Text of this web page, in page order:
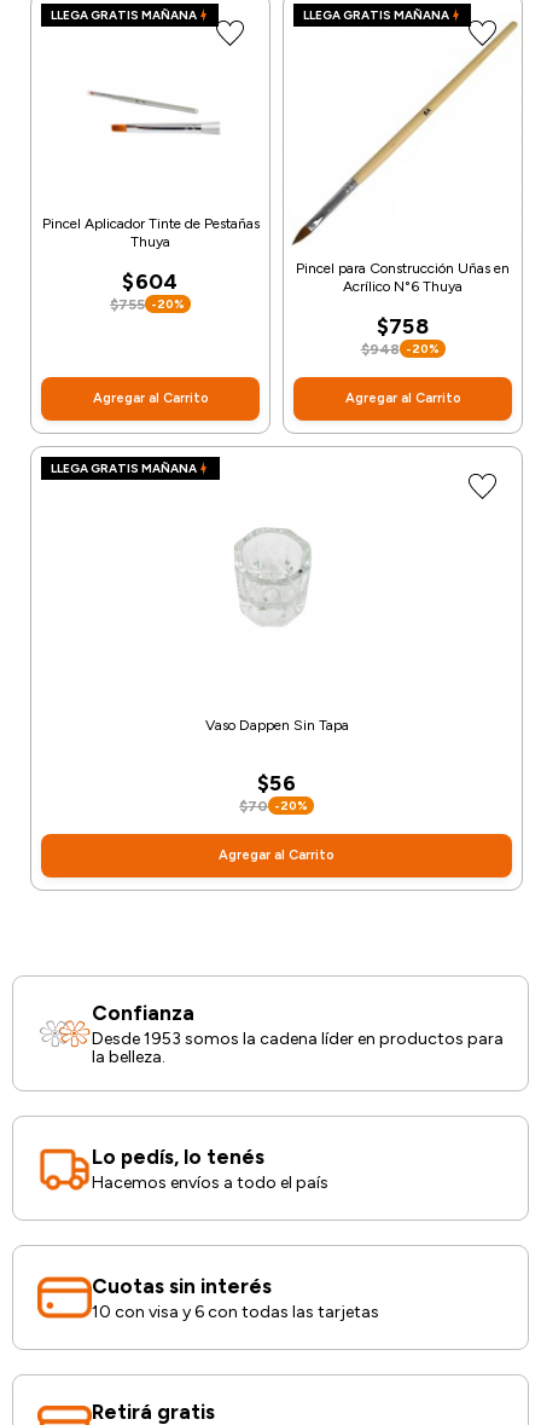
LLEGA GRATIS MAÑANA
Pincel Aplicador Tinte de Pestañas
Thuya
$604
$755 -20%
Agregar al Carrito
LLEGA GRATIS MAÑANA
Pincel para Construcción Uñas en
Acrílico N°6 Thuya
$758
$948 -20%
Agregar al Carrito
LLEGA GRATIS MAÑANA
Vaso Dappen Sin Tapa
$56
$70 -20%
Agregar al Carrito
Confianza
Desde 1953 somos la cadena líder en productos para
la belleza.
Lo pedís, lo tenés
Hacemos envíos a todo el país
Cuotas sin interés
10 con visa y 6 con todas las tarjetas
Retirá gratis